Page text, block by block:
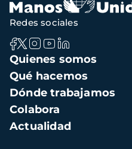
Navegación
principal
Quienes somos
Qué hacemos
Dónde trabajamos
Colabora
Actualidad
Redes sociales